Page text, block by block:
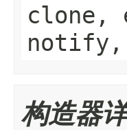
clone,
构造器